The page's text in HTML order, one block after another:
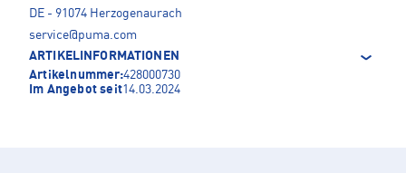
DE - 91074 Herzogenaurach
service@puma.com
ARTIKELINFORMATIONEN
Artikelnummer:428000730
Im Angebot seit14.03.2024